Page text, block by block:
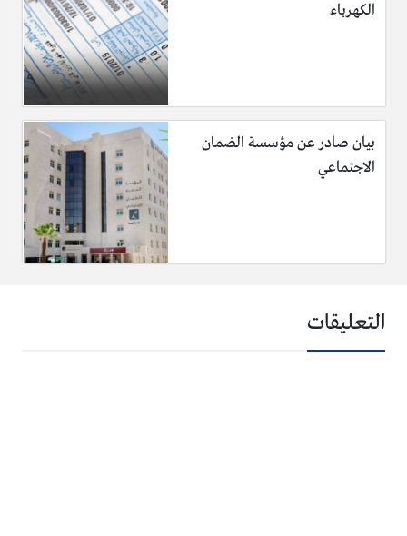
الكهرباء
بيان صادر عن مؤسسة الضمان
الاجتماعي
التعليقات